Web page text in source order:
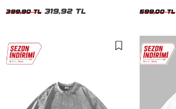
399,90 TL 319,92 TL 599,00 TL